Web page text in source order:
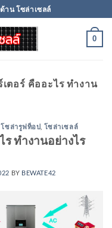
าน โซล่าเซลล์
0
ตอร์ คืออะไร ทำงาน
,โซล่ารูฟท็อป โซล่าเซลล์
ร ทำงานอย่างไร
BY BEWATE42